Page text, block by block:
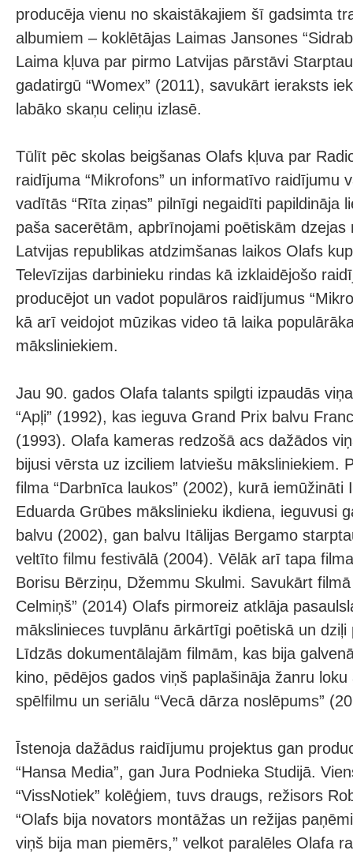
producēja vienu no skaistākajiem šī gadsimta
albumiem – koklētājas Laimas Jansones
Laima kļuva par pirmo Latvijas pārstāvi
gadatirgū “Womex” (2011), savukārt ieraksts
labāko skaņu celiņu izlasē.
Tūlīt pēc skolas beigšanas Olafs kļuva par
raidījuma “Mikrofons” un informatīvo raidījumu
vadītās “Rīta ziņas” pilnīgi negaidīti papildināja
paša sacerētām, apbrīnojami poētiskām dzejas
Latvijas republikas atdzimšanas laikos Olafs
Televīzijas darbinieku rindas kā izklaidējošo
producējot un vadot populāros raidījumus
kā arī veidojot mūzikas video tā laika
māksliniekiem.
Jau 90. gados Olafa talants spilgti izpaudās
“Apļi” (1992), kas ieguva Grand Prix balvu
(1993). Olafa kameras redzošā acs dažādos
bijusi vērsta uz izciliem latviešu māksliniekiem.
filma “Darbnīca laukos” (2002), kurā iemūžināti
Eduarda Grūbes mākslinieku ikdiena, ieguvusi
balvu (2002), gan balvu Itālijas Bergamo
veltīto filmu festivālā (2004). Vēlāk arī tapa
Borisu Bērziņu, Džemmu Skulmi. Savukārt filmā
Celmiņš” (2014) Olafs pirmoreiz atklāja
mākslinieces tuvplānu ārkārtīgi poētiskā un
Līdzās dokumentālajām filmām, kas bija
kino, pēdējos gados viņš paplašināja žanru
spēlfilmu un seriālu “Vecā dārza noslēpums”
Īstenoja dažādus raidījumu projektus gan
“Hansa Media”, gan Jura Podnieka Studijā.
“VissNotiek” kolēģiem, tuvs draugs, režisors
“Olafs bija novators montāžas un režijas
viņš bija man piemērs,” velkot paralēles Olafa